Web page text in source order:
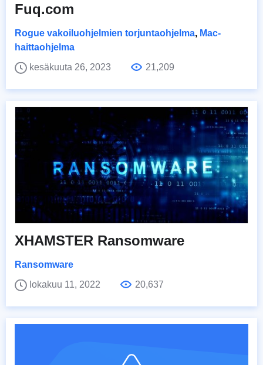
Fuq.com
Rogue vakoiluohjelmien torjuntaohjelma, Mac-
haittaohjelma
kesäkuuta 26, 2023
21,209
XHAMSTER Ransomware
Ransomware
lokakuu 11, 2022
20,637